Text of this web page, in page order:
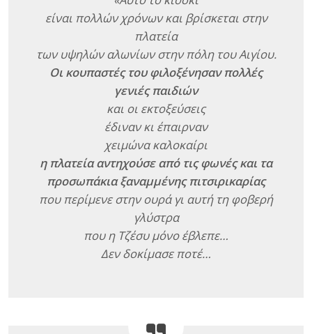
είναι πολλών χρόνων και βρίσκεται στην
πλατεία
των υψηλών αλωνίων στην πόλη του Αιγίου.
Οι κουπαστές του φιλοξένησαν πολλές
γενιές παιδιών
και οι εκτοξεύσεις
έδιναν κι έπαιρναν
χειμώνα καλοκαίρι
η πλατεία αντηχούσε από τις φωνές και τα
προσωπάκια ξαναμμένης πιτσιρικαρίας
που περίμενε στην ουρά γι αυτή τη φοβερή
γλύστρα
που η Τζέσυ μόνο έβλεπε…
Δεν δοκίμασε ποτέ…